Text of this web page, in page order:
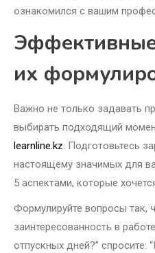
ознакомился с вашим
их
Важно не только задавать
выбирать подходящий
learnline.kz. Подготовьтесь
настоящему значимых для
5 аспектами, которые
Формулируйте вопросы так,
заинтересованность в
отпускных дней?”